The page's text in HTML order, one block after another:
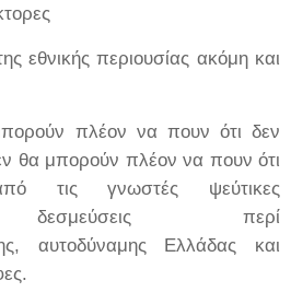
εθνικής περιουσίας ακόμη και
πλέον να πουν ότι δεν
θα μπορούν πλέον να πουν ότι
τις γνωστές ψεύτικες
δεσμεύσεις περί
αυτοδύναμης Ελλάδας και